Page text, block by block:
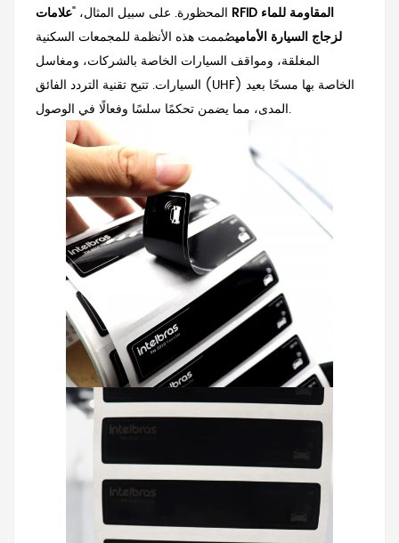
المحظورة. على سبيل المثال، "علامات RFID المقاومة للماء
لزجاج السيارة الأماميصُممت هذه الأنظمة للمجمعات السكنية
المغلقة، ومواقف السيارات الخاصة بالشركات، ومغاسل
السيارات. تتيح تقنية التردد الفائق (UHF) الخاصة بها مسحًا بعيد
المدى، مما يضمن تحكمًا سلسًا وفعالًا في الوصول.